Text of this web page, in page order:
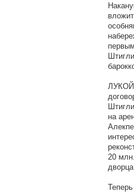
на
20